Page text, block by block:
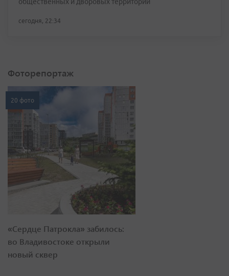
общественных и дворовых территорий
сегодня, 22:34
Фоторепортаж
20 фото
«Сердце Патрокла» забилось:
во Владивостоке открыли
новый сквер